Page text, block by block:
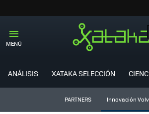
MENÚ
ANÁLISIS XATAKA SELECCIÓN
PARTNERS Innovación